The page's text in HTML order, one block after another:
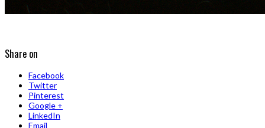
Share on
Facebook
Twitter
Pinterest
Google +
LinkedIn
Email